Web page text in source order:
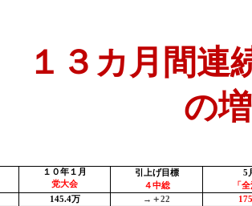
１３カ月間連
の
１０年１月
党大会
引上げ目標
４中総
5
「
145.4万 →＋22